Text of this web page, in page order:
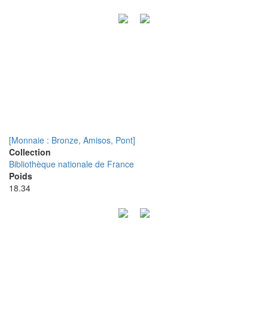
[Monnaie : Bronze, Amisos, Pont]
Collection
Bibliothèque nationale de France
Poids
18.34